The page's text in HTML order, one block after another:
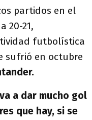
partidos en el
20-21,
futbolística
sufrió en octubre
a dar mucho gol
que hay, si se